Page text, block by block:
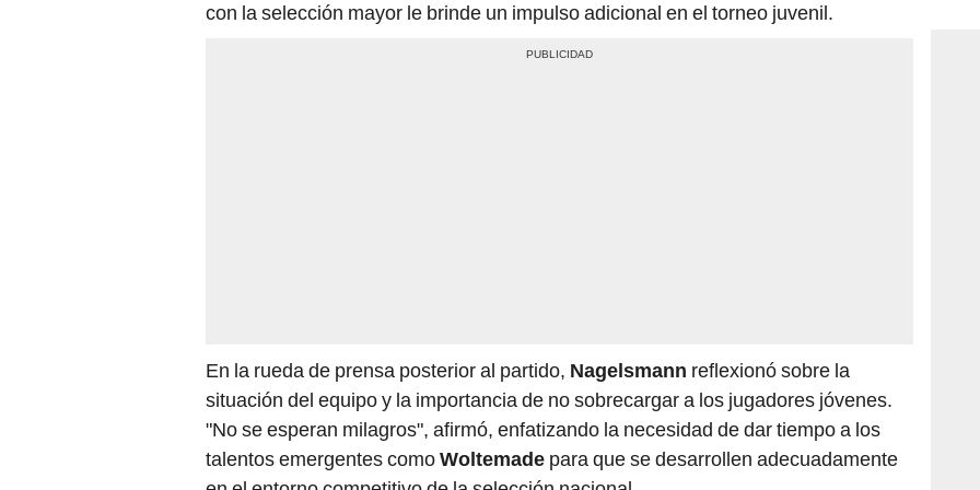
con la selección mayor le brinde un impulso adicional en el torneo juvenil.
En la rueda de prensa posterior al partido, Nagelsmann reflexionó sobre la
situación del equipo y la importancia de no sobrecargar a los jugadores jóvenes.
"No se esperan milagros", afirmó, enfatizando la necesidad de dar tiempo a los
talentos emergentes comoWoltemade para que se desarrollen adecuadamente